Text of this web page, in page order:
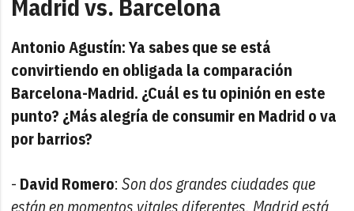
Madrid vs. Barcelona
Antonio Agustín: Ya sabes que se está
convirtiendo en obligada la comparación
Barcelona-Madrid. ¿Cuál es tu opinión en este
punto? ¿Más alegría de consumir en Madrid o va
por barrios?
- David Romero:Son dos grandes ciudades que
están en momentos vitales diferentes. Madrid está